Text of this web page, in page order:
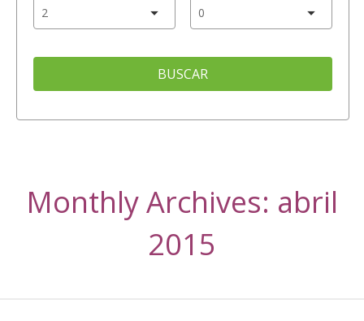
BUSCAR
Monthly Archives: abril
2015